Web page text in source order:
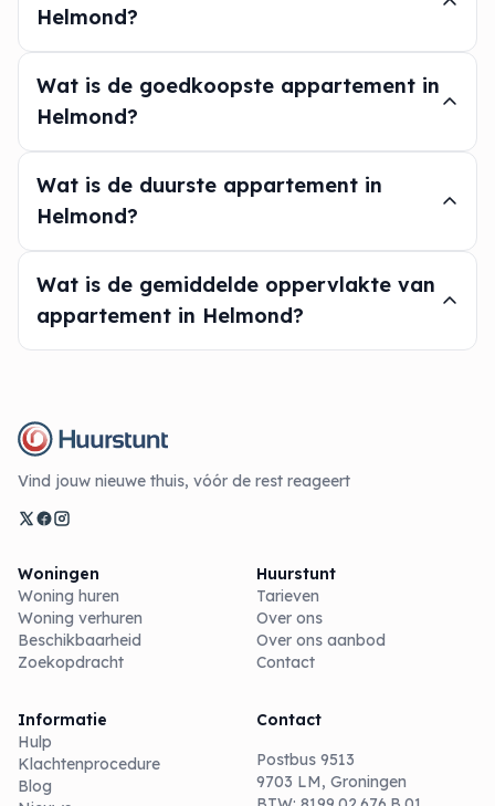
Helmond?
Wat is de goedkoopste appartement in
Helmond?
Wat is de duurste appartement in
Helmond?
Wat is de gemiddelde oppervlakte van
appartement in Helmond?
Vind jouw nieuwe thuis, vóór de rest reageert
Woningen
Woning huren
Woning verhuren
Beschikbaarheid
Zoekopdracht
Huurstunt
Tarieven
Over ons
Over ons aanbod
Contact
Informatie
Hulp
Klachtenprocedure
Blog
Contact
Postbus 9513
9703 LM, Groningen